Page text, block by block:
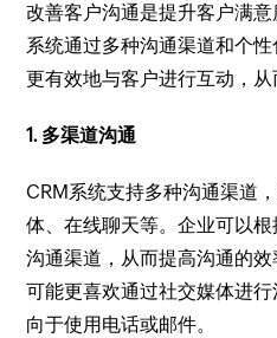
改善客户沟通是提升客户满
系统通过多种沟通渠道和个
更有效地与客户进行互动，从
1. 多渠道沟通
CRM系统支持多种沟通渠道
体、在线聊天等。企业可以
沟通渠道，从而提高沟通的
可能更喜欢通过社交媒体进
向于使用电话或邮件。